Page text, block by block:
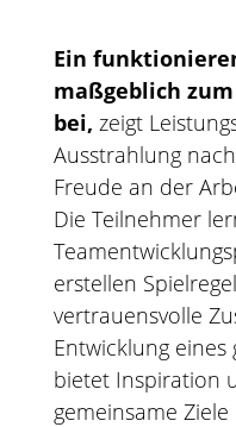
Ein
maßgeblich
bei, zeigt
Ausstrahlung
Freude an der
Die Teilnehmer
erstellen
vertrauensvolle
Entwicklung
bietet Inspiration
gemeinsame